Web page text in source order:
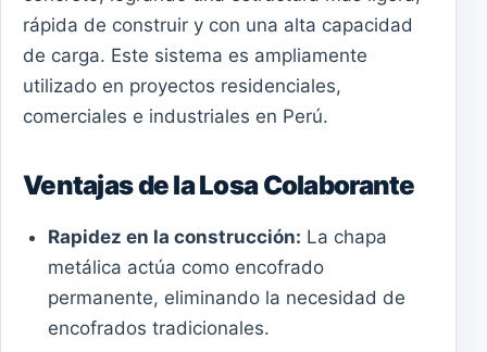
rápida de construir y con una alta capacidad
de carga. Este sistema es ampliamente
utilizado en proyectos residenciales,
comerciales e industriales en Perú.
Ventajas de la Losa Colaborante
Rapidez en la construcción: La chapa
metálica actúa como encofrado
permanente, eliminando la necesidad de
encofrados tradicionales.